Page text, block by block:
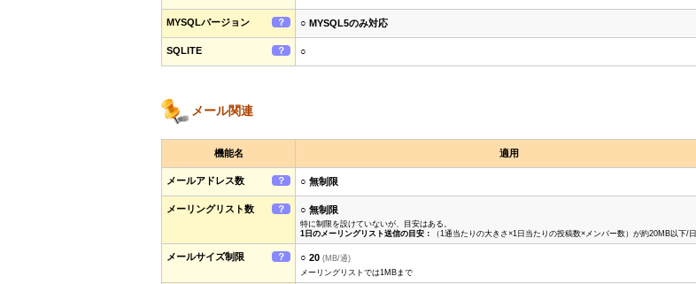
MYSQLバージョン ？ ○ MYSQL5のみ対応
SQLITE ？ ○
メール関連
機能名 適用
メールアドレス数 ？ ○ 無制限
メーリングリスト数 ？ ○ 無制限
特に制限を設けていないが、目安はある。
1日のメーリングリスト送信の目安：
（1通当たりの大きさ×1日当たりの投稿数×メンバー数）が約20MB以下/日
メールサイズ制限 ？ ○ 20 (MB/通)
メーリングリストでは1MBまで